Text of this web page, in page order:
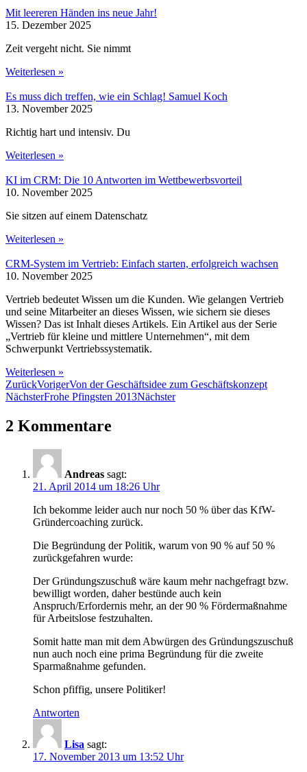
Mit leereren Händen ins neue Jahr!
15. Dezember 2025
Zeit vergeht nicht. Sie nimmt
Weiterlesen »
Es muss dich treffen, wie ein Schlag! Samuel Koch
13. November 2025
Richtig hart und intensiv. Du
Weiterlesen »
KI im CRM: Die 10 Antworten im Wettbewerbsvorteil
10. November 2025
Sie sitzen auf einem Datenschatz
Weiterlesen »
CRM-System im Vertrieb: Einfach starten, erfolgreich wachsen
10. November 2025
Vertrieb bedeutet Wissen um die Kunden. Wie gelangen Vertrieb
und seine Mitarbeiter an dieses Wissen, wie sichern sie dieses
Wissen? Das ist Inhalt dieses Artikels. Ein Artikel aus der Serie
„Vertrieb für kleine und mittlere Unternehmen“, mit dem
Schwerpunkt Vertriebssystematik.
Weiterlesen »
ZurückVorigerVon der Geschäftsidee zum Geschäftskonzept
NächsterFrohe Pfingsten 2013Nächster
2 Kommentare
Andreas sagt:
21. April 2014 um 18:26 Uhr
Ich bekomme leider auch nur noch 50 % über das KfW-
Gründercoaching zurück.
Die Begründung der Politik, warum von 90 % auf 50 %
zurückgefahren wurde:
Der Gründungszuschuß wäre kaum mehr nachgefragt bzw.
bewilligt worden, daher bestünde auch kein
Anspruch/Erfordernis mehr, an der 90 % Fördermaßnahme
für Arbeitslose festzuhalten.
Somit hatte man mit dem Abwürgen des Gründungszuschuß
nun auch noch eine prima Begründung für die zweite
Sparmaßnahme gefunden.
Schon pfiffig, unsere Politiker!
Antworten
Lisa sagt:
17. November 2013 um 13:52 Uhr